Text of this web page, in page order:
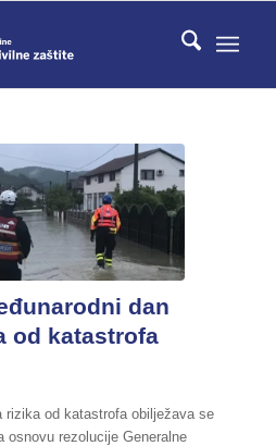
dan
od katastrofa
rizika od katastrofa obilježava se
osnovu rezolucije Generalne